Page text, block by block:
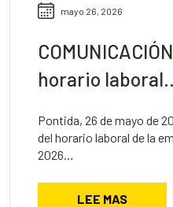
mayo 26, 2026
horario
Pontida, 26 de mayo de
del horario laboral de la
2026…
LEE MAS